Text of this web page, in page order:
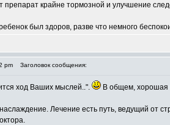
препарат крайне тормозной и улучшение
был здоров, разве что немного
pm Заголовок сообщения:
ход Ваших мыслей..".
В общем, хорошая
Лечение есть путь, ведущий от